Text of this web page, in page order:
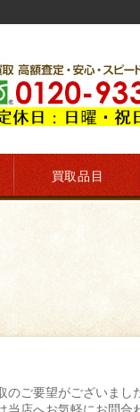
買取品目
ご要望がございまし